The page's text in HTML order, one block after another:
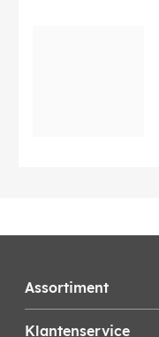
Assortiment
Klantenservice